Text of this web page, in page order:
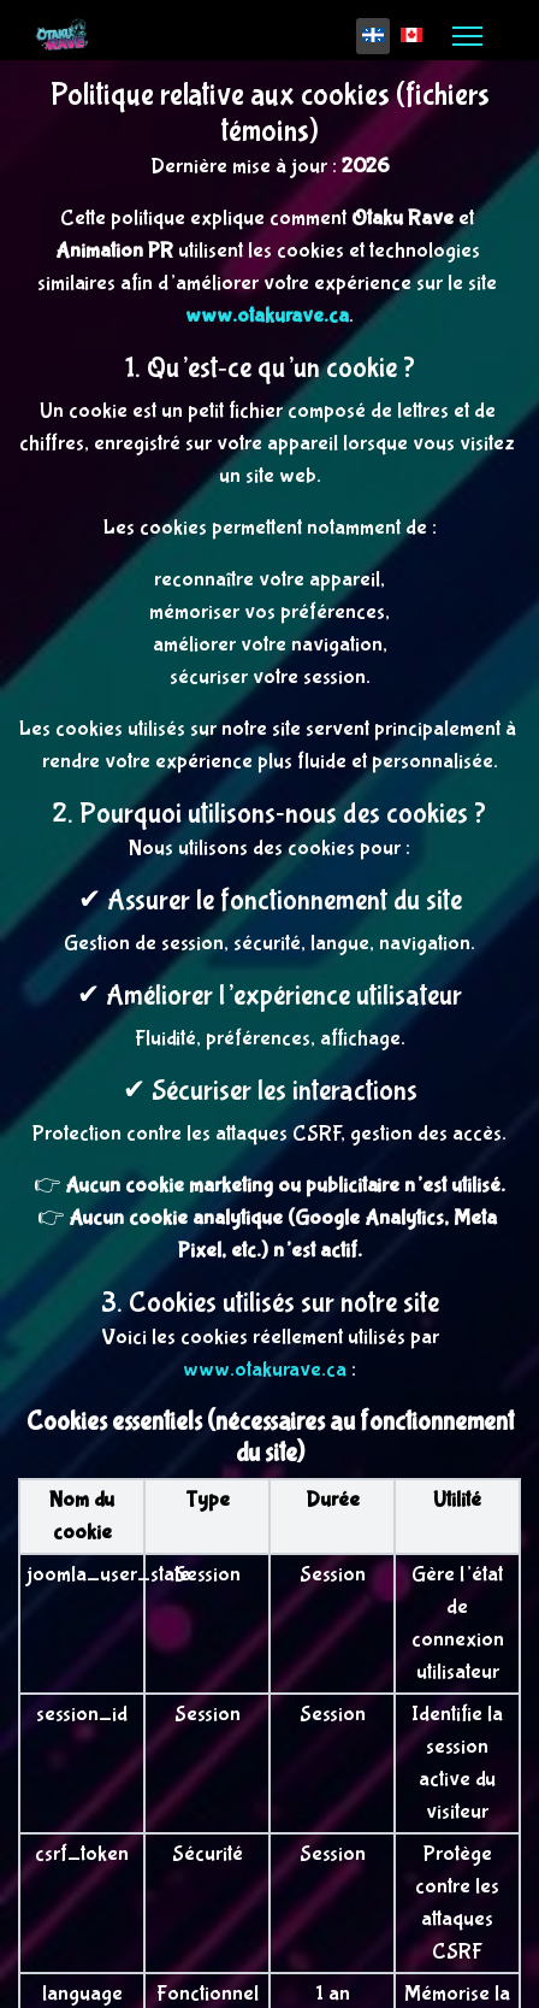
Sélectionnez votre
Politique relative aux cookies (fichiers
témoins)
Dernière mise à jour : 2026
Cette politique explique comment Otaku Rave
et
Animation PR utilisent les cookies et technologies
www.otakurave.ca.
1. Qu’est‑ce qu’un cookie ?
Un cookie est un petit fichier composé de lettres et de
chiffres, enregistré sur votre appareil lorsque vous visitez
un site web.
Les cookies permettent notamment de :
reconnaître votre appareil,
mémoriser vos préférences,
améliorer votre navigation,
sécuriser votre session.
Les cookies utilisés sur notre site servent principalement à
rendre votre expérience plus fluide et personnalisée.
2. Pourquoi utilisons‑nous des cookies ?
Nous utilisons des cookies pour :
✔ Assurer le fonctionnement du site
Gestion de session, sécurité, langue, navigation.
✔ Améliorer l’expérience utilisateur
Fluidité, préférences, affichage.
✔ Sécuriser les interactions
Protection contre les attaques CSRF, gestion des accès.
👉 Aucun cookie marketing ou publicitaire n’est utilisé.
👉 Aucun cookie analytique (Google Analytics, Meta
Pixel, etc.) n’est actif.
3. Cookies utilisés sur notre site
Voici les cookies réellement utilisés par
www.otakurave.ca :
Cookies essentiels (nécessaires au fonctionnement
du site)
Nom du
cookie
Type Durée Utilité
joomla_user_stateSession Session
Gère l’état
de
connexion
utilisateur
session_id
Session Session
Identifie la
session
active du
visiteur
csrf_token
Sécurité Session
Protège
contre les
attaques
CSRF
language
Fonctionnel 1 an
Mémorise la